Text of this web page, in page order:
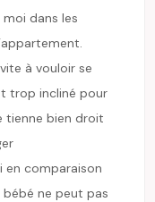
dans les
à vouloir se
trop incliné pour
tienne bien droit
en comparaison
bébé ne peut pas